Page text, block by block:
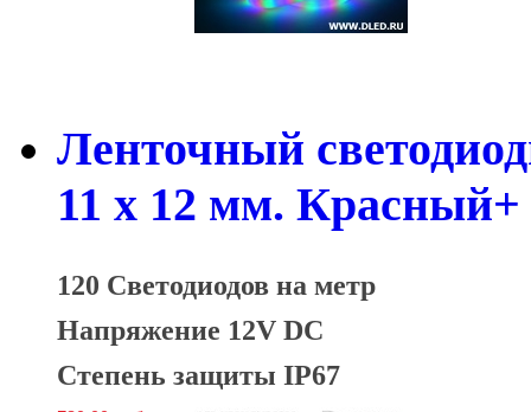
Ленточный
11 x 12 мм.
120 Светодиодов на метр
Напряжение 12V DC
Степень защиты IP67